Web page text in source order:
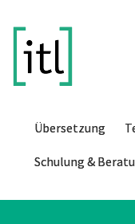
Übersetzung
Schulung &